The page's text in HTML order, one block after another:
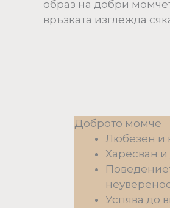
образ на добри
връзката изглежда
Доброто момче
Любезен и
Харесван и
Успява до